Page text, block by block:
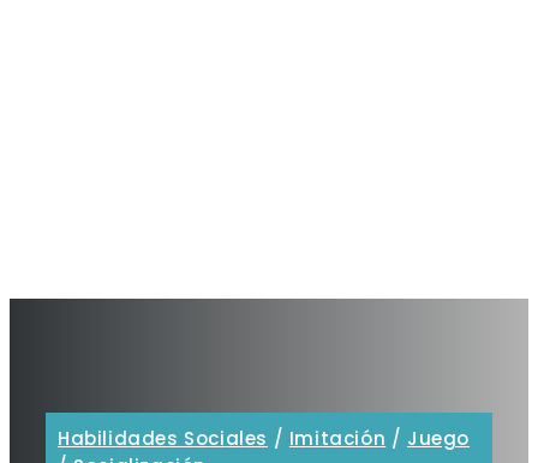
Habilidades Sociales / Imitación / Juego